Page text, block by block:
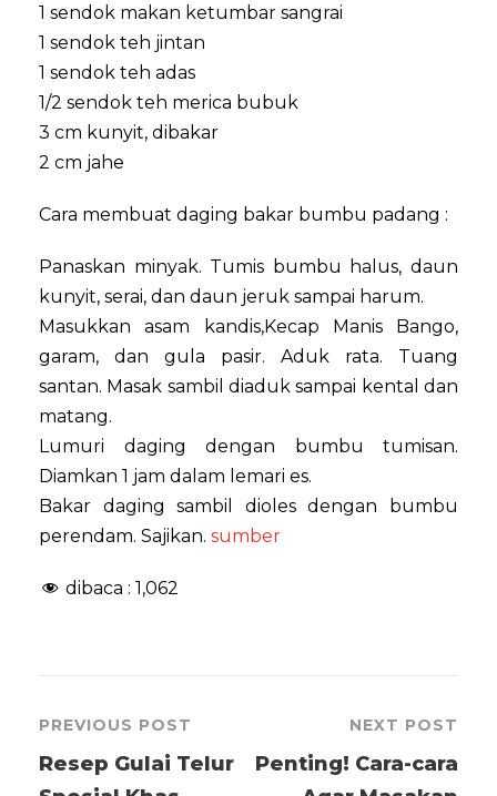
1 sendok makan ketumbar sangrai
1 sendok teh jintan
1 sendok teh adas
1/2 sendok teh merica bubuk
3 cm kunyit, dibakar
2 cm jahe
Cara membuat daging bakar bumbu padang :
Panaskan minyak. Tumis bumbu halus, daun
kunyit, serai, dan daun jeruk sampai harum.
Masukkan asam kandis,Kecap Manis Bango,
garam, dan gula pasir. Aduk rata. Tuang
santan. Masak sambil diaduk sampai kental dan
matang.
Lumuri daging dengan bumbu tumisan.
Diamkan 1 jam dalam lemari es.
Bakar daging sambil dioles dengan bumbu
perendam. Sajikan. sumber
dibaca : 1,062
PREVIOUS POST
Resep Gulai Telur
NEXT POST
Penting! Cara-cara